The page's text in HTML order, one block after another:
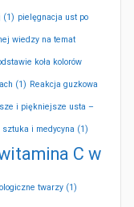
(1) pielęgnacja ust po
wiedzy na temat
koła kolorów
(1) Reakcja guzkowa
i piękniejsze usta –
sztuka i medycyna (1)
C w
twarzy (1)